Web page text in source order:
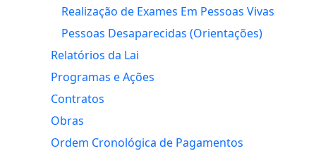
Realização de Exames Em Pessoas Vivas
Pessoas Desaparecidas (Orientações)
Relatórios da Lai
Programas e Ações
Contratos
Obras
Ordem Cronológica de Pagamentos